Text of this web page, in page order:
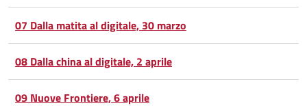
07 Dalla matita al digitale, 30 marzo
08 Dalla china al digitale, 2 aprile
09 Nuove Frontiere, 6 aprile